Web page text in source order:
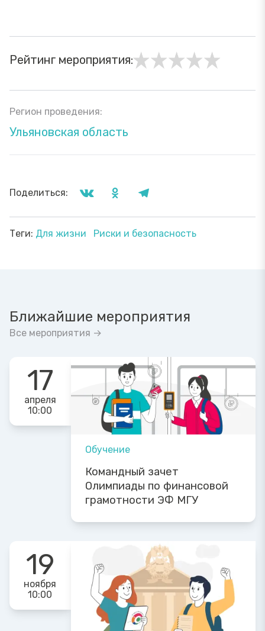
Рейтинг мероприятия:
Регион проведения:
Ульяновская область
Поделиться:
Теги: Для жизни Риски и безопасность
Ближайшие мероприятия
Все мероприятия →
17
апреля
10:00
Обучение
Командный зачет
Олимпиады по финансовой
грамотности ЭФ МГУ
19
ноября
10:00